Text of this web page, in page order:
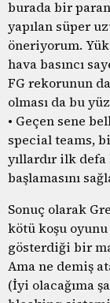
burada bir
yapılan süper
öneriyorum.
hava basıncı
FG rekorunun
olması da bu
• Geçen sene
special teams,
yıllardır ilk
başlamasını
Sonuç olarak
kötü koşu
gösterdiği bir
Ama ne demiş
(İyi olacağıma